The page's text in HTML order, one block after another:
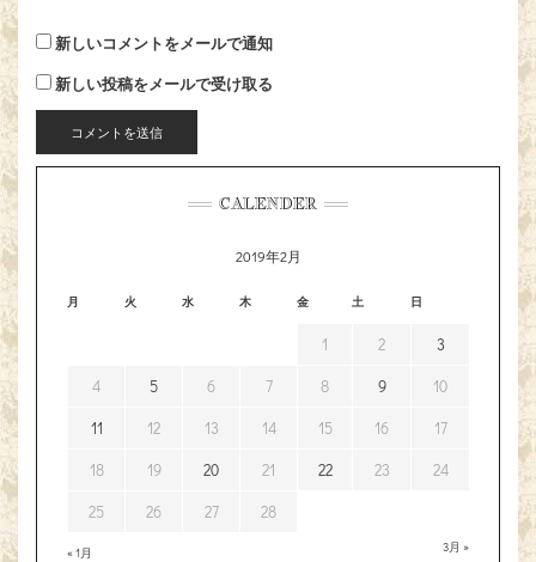
新しいコメントをメールで通知
新しい投稿をメールで受け取る
CALENDER
2019年2月
月 火 水 木 金 土 日
« 1月 3月 »
1 2 3
4 5 6 7 8 9 10
11 12 13 14 15 16 17
18 19 20 21 22 23 24
25 26 27 28